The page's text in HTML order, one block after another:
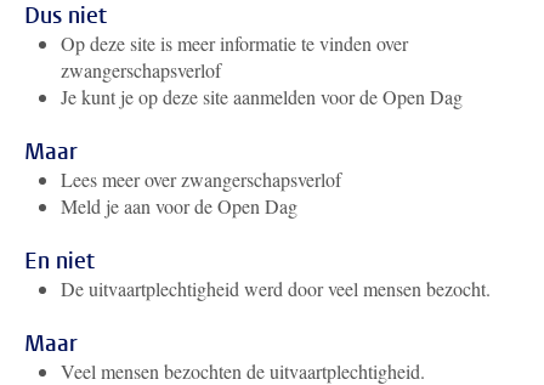
Dus niet
Op deze site is meer informatie te vinden over
zwangerschapsverlof
Je kunt je op deze site aanmelden voor de Open Dag
Maar
Lees meer over zwangerschapsverlof
Meld je aan voor de Open Dag
En niet
De uitvaartplechtigheid werd door veel mensen bezocht.
Maar
Veel mensen bezochten de uitvaartplechtigheid.